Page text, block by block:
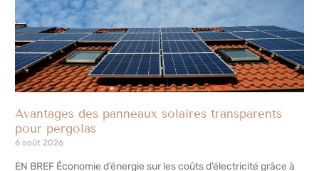
Avantages des panneaux solaires transparents
pour pergolas
6 août 2026
EN BREF Économie d’énergie sur les coûts d’électricité grâce à